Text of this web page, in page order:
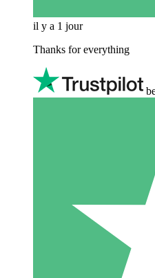
il y a 1 jour
Thanks for everything